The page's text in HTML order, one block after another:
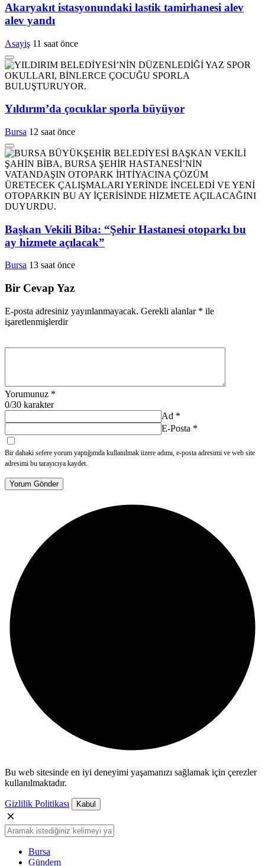
Akaryakıt istasyonundaki lastik tamirhanesi alev
alev yandı
Asayiş 11 saat önce
Yıldırım’da çocuklar sporla büyüyor
Bursa 12 saat önce
Başkan Vekili Biba: “Şehir Hastanesi otoparkı bu
ay hizmete açılacak”
Bursa 13 saat önce
Bir Cevap Yaz
E-posta adresiniz yayınlanmayacak. Gerekli alanlar * ile
işaretlenmişlerdir
Yorumunuz *
0/30 karakter
Ad *
E-Posta *
Bir dahaki sefere yorum yaptığımda kullanılmak üzere adımı, e-posta adresimi ve web site
adresimi bu tarayıcıya kaydet.
Yorum Gönder
Bu web sitesinde en iyi deneyimi yaşamanızı sağlamak için çerezler
kullanılmaktadır.
Gizlilik Politikası Kabul
Bursa
Gündem